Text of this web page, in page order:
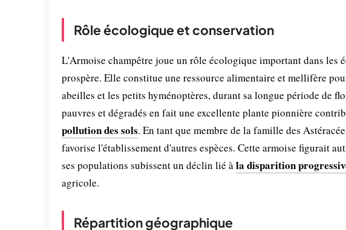
Rôle écologique et conservation
L'Armoise champêtre joue un rôle écologique important dans les
prospère. Elle constitue une ressource alimentaire et mellifère
abeilles et les petits hyménoptères, durant sa longue période de
pauvres et dégradés en fait une excellente plante pionnière
pollution des sols. En tant que membre de la famille des
favorise l'établissement d'autres espèces. Cette armoise figurait
ses populations subissent un déclin lié àla disparition
agricole.
Répartition géographique